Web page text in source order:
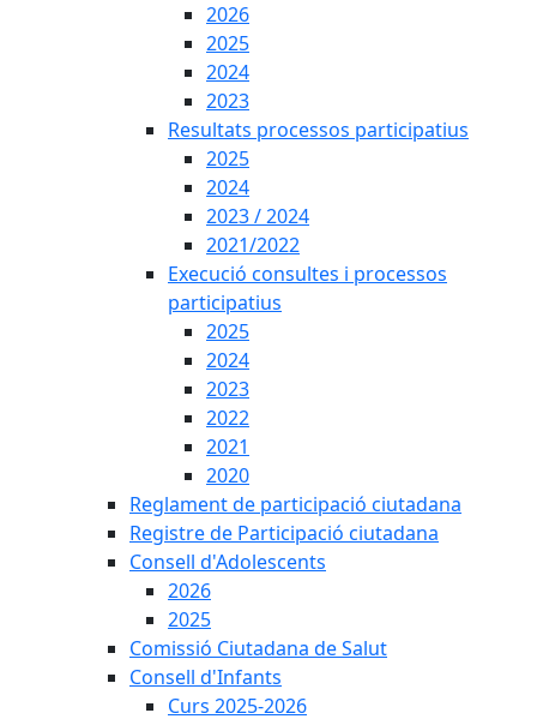
2026
2025
2024
2023
Resultats processos participatius
2025
2024
2023 / 2024
2021/2022
Execució consultes i processos
participatius
2025
2024
2023
2022
2021
2020
Reglament de participació ciutadana
Registre de Participació ciutadana
Consell d'Adolescents
2026
2025
Comissió Ciutadana de Salut
Consell d'Infants
Curs 2025-2026